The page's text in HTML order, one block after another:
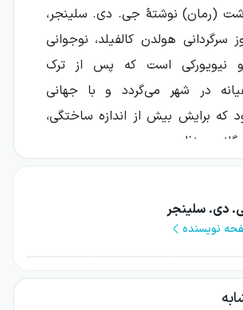
(رمان) نوشتهٔ جی. دی. سلینجر،
سرگردانی هولدن کالفیلد، نوجوانی
و نیویورکی است که پس از ترک
در شهر می‌گردد و با جهانی
که برایش بیش از اندازه ساختگی،
به نظر می‌رسد.
را از زاویه دید راوی‌ای بیان
ساده و بی‌پیرایه است و هم
دارد. هولدن نه قهرمانی
دی. سلینجر
نویسنده